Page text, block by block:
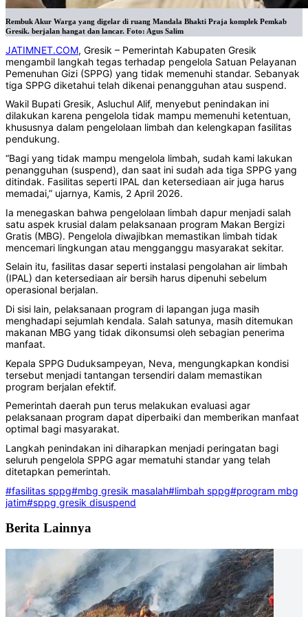
Rembuk Akur Warga yang digelar di ruang Mandala Bhakti Praja komplek Pemkab
Gresik. berjalan hangat dan lancar. Foto: Agus Salim
JATIMNET.COM, Gresik – Pemerintah Kabupaten Gresik
mengambil langkah tegas terhadap pengelola Satuan Pelayanan
Pemenuhan Gizi (SPPG) yang tidak memenuhi standar. Sebanyak
tiga SPPG diketahui telah dikenai penangguhan atau suspend.
Wakil Bupati Gresik, Asluchul Alif, menyebut penindakan ini
dilakukan karena pengelola tidak mampu memenuhi ketentuan,
khususnya dalam pengelolaan limbah dan kelengkapan fasilitas
pendukung.
“Bagi yang tidak mampu mengelola limbah, sudah kami lakukan
penangguhan (suspend), dan saat ini sudah ada tiga SPPG yang
ditindak. Fasilitas seperti IPAL dan ketersediaan air juga harus
memadai,” ujarnya, Kamis, 2 April 2026.
Ia menegaskan bahwa pengelolaan limbah dapur menjadi salah
satu aspek krusial dalam pelaksanaan program Makan Bergizi
Gratis (MBG). Pengelola diwajibkan memastikan limbah tidak
mencemari lingkungan atau mengganggu masyarakat sekitar.
Selain itu, fasilitas dasar seperti instalasi pengolahan air limbah
(IPAL) dan ketersediaan air bersih harus dipenuhi sebelum
operasional berjalan.
Di sisi lain, pelaksanaan program di lapangan juga masih
menghadapi sejumlah kendala. Salah satunya, masih ditemukan
makanan MBG yang tidak dikonsumsi oleh sebagian penerima
manfaat.
Kepala SPPG Duduksampeyan, Neva, mengungkapkan kondisi
tersebut menjadi tantangan tersendiri dalam memastikan
program berjalan efektif.
Pemerintah daerah pun terus melakukan evaluasi agar
pelaksanaan program dapat diperbaiki dan memberikan manfaat
optimal bagi masyarakat.
Langkah penindakan ini diharapkan menjadi peringatan bagi
seluruh pengelola SPPG agar mematuhi standar yang telah
ditetapkan pemerintah.
#fasilitas sppg#mbg gresik masalah#limbah sppg#program mbg
jatim#sppg gresik disuspend
Berita Lainnya